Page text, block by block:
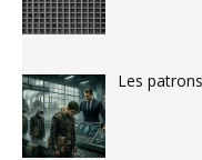
Les